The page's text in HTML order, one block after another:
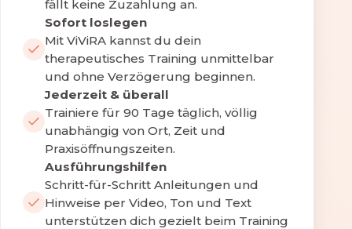
fällt keine Zuzahlung an.
Sofort loslegen
Mit ViViRA kannst du dein
therapeutisches Training unmittelbar
und ohne Verzögerung beginnen.
Jederzeit & überall
Trainiere für 90 Tage täglich, völlig
unabhängig von Ort, Zeit und
Praxisöffnungszeiten.
Ausführungshilfen
Schritt-für-Schritt Anleitungen und
Hinweise per Video, Ton und Text
unterstützen dich gezielt beim Training